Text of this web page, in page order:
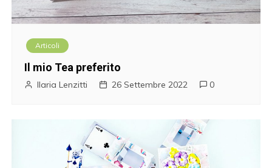
Articoli
Il mio Tea preferito
Ilaria Lenzitti 26 Settembre 2022 0